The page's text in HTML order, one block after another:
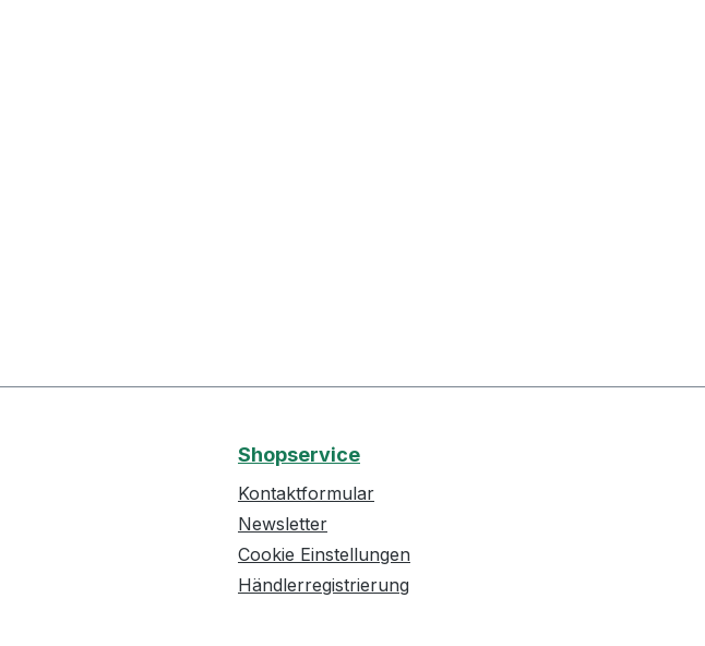
Shopservice
Kontaktformular
Newsletter
Cookie Einstellungen
Händlerregistrierung